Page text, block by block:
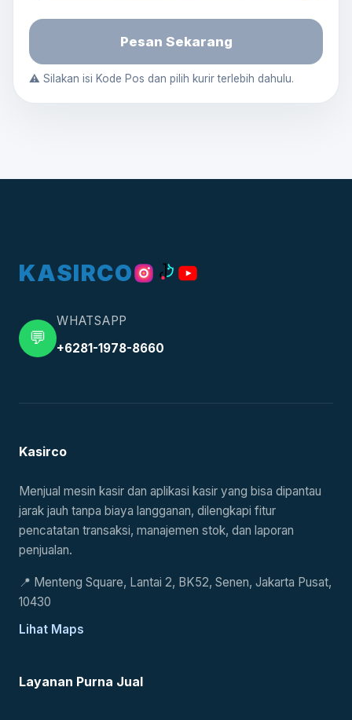
Pesan Sekarang
⚠️ Silakan isi Kode Pos dan pilih kurir terlebih dahulu.
KASIRCO
💬
WHATSAPP
+6281-1978-8660
Kasirco
Menjual mesin kasir dan aplikasi kasir yang bisa dipantau
jarak jauh tanpa biaya langganan, dilengkapi fitur
pencatatan transaksi, manajemen stok, dan laporan
penjualan.
📍 Menteng Square, Lantai 2, BK52, Senen, Jakarta Pusat,
10430
Lihat Maps
Layanan Purna Jual